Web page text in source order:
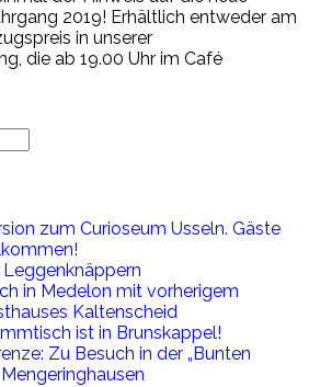
2019! Erhältlich entweder am
in unserer
die ab 19.00 Uhr im Café
zum Curioseum Usseln. Gäste
in Medelon mit vorherigem
Kaltenscheid
ist in Brunskappel!
Zu Besuch in der „Bunten